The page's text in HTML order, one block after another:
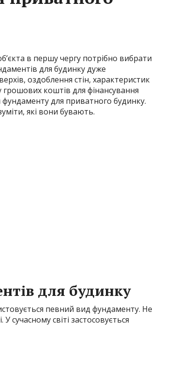
в першу чергу потрібно вибрати
для будинку дуже
оздоблення стін, характеристик
грошових коштів для фінансування
для приватного будинку.
які вони бувають.
для будинку
певний вид фундаменту. Не
сучасному світі застосовується